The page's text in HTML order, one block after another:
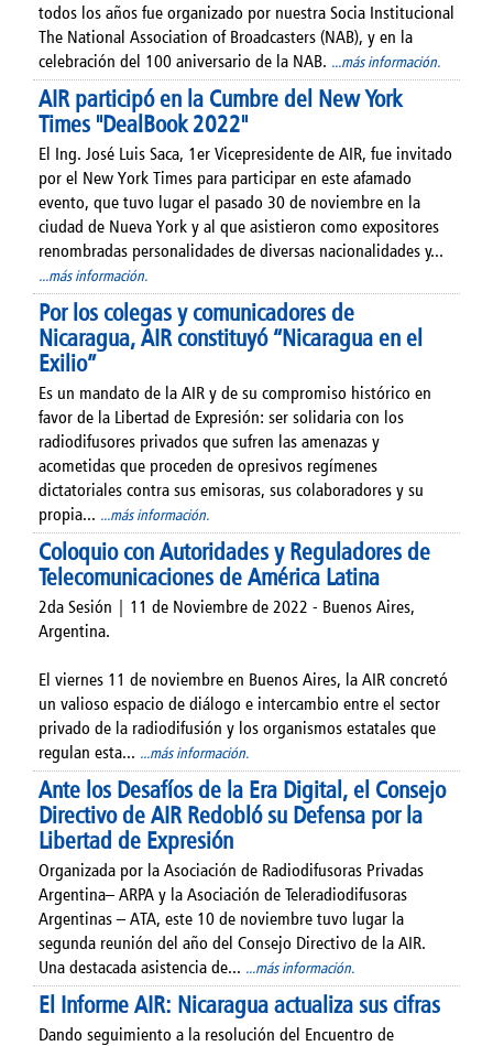
todos los años fue organizado por nuestra Socia Institucional
The National Association of Broadcasters (NAB), y en la
celebración del 100 aniversario de la NAB. ...más información.
AIR participó en la Cumbre del New York
Times "DealBook 2022"
El Ing. José Luis Saca, 1er Vicepresidente de AIR, fue invitado
por el New York Times para participar en este afamado
evento, que tuvo lugar el pasado 30 de noviembre en la
ciudad de Nueva York y al que asistieron como expositores
renombradas personalidades de diversas nacionalidades y...
...más información.
Por los colegas y comunicadores de
Nicaragua, AIR constituyó “Nicaragua en el
Exilio”
Es un mandato de la AIR y de su compromiso histórico en
favor de la Libertad de Expresión: ser solidaria con los
radiodifusores privados que sufren las amenazas y
acometidas que proceden de opresivos regímenes
dictatoriales contra sus emisoras, sus colaboradores y su
propia... ...más información.
Coloquio con Autoridades y Reguladores de
Telecomunicaciones de América Latina
2da Sesión | 11 de Noviembre de 2022 - Buenos Aires,
Argentina.
El viernes 11 de noviembre en Buenos Aires, la AIR concretó
un valioso espacio de diálogo e intercambio entre el sector
privado de la radiodifusión y los organismos estatales que
regulan esta... ...más información.
Ante los Desafíos de la Era Digital, el Consejo
Directivo de AIR Redobló su Defensa por la
Libertad de Expresión
Organizada por la Asociación de Radiodifusoras Privadas
Argentina– ARPA y la Asociación de Teleradiodifusoras
Argentinas – ATA, este 10 de noviembre tuvo lugar la
segunda reunión del año del Consejo Directivo de la AIR.
Una destacada asistencia de... ...más información.
El Informe AIR: Nicaragua actualiza sus cifras
Dando seguimiento a la resolución del Encuentro de